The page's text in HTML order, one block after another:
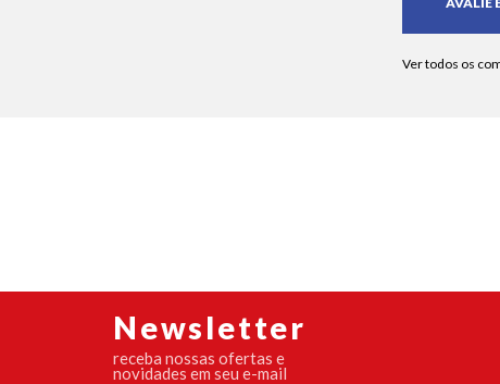
Newsletter
receba nossas ofertas e
novidades em seu e-mail